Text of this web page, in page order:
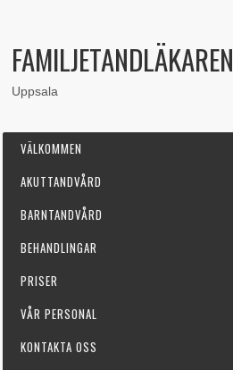
FAMILJETANDLÄKAREN
Uppsala
VÄLKOMMEN
AKUTTANDVÅRD
BARNTANDVÅRD
BEHANDLINGAR
PRISER
VÅR PERSONAL
KONTAKTA OSS